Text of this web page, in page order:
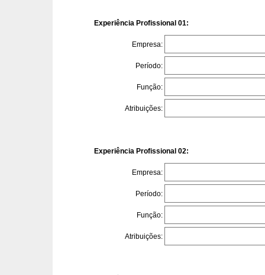
Experiência Profissional 01:
Empresa:
Período:
Função:
Atribuições:
Experiência Profissional 02:
Empresa:
Período:
Função:
Atribuições: